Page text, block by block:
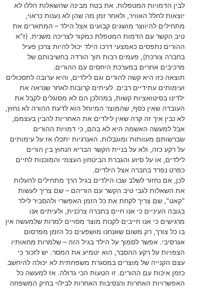
לבין הדמויות המטפלות. את בטח מבינה שהשאלות הללו לא
יוצאות לחלל האוויר, ולאחר זמן מה שהן לא נענות כראוי,
מתחילים להיווצר מושגים קבועים אצל הילד – המתארים את
טיב הקשר עם הדמות המטפלת כמקור לצריכה משנית. (ז"א
ההורים נתפסים כאמצעי דרכו הילד יכול להיות צרכן פעיל
בחברה צורכת), פעמים רבות תוך הורדה בחשיבותם של
מרכיבים אחרים במערכת היחסים עם ההורים.
תוצאה כזו היא קשה להורים וגם לילדים, והיא ערובה לתסכולים
ועימותים עתידיים רבים. לעיתים קרובות לאחר שנראה את
ילדינו בסיטואציות קשות, במהלכן הם לא מסוגלים לקבל את
העובדה שאין כסף, שהמוצר המיוחל הוא לדעת ההורה לא נחוץ,
לא נבין איך זה קרה שאין לילדים את האחריות להבין בעצמם,
אבל למעשה האשמה היא לא בהם, כי דמויות ההורים
שברשותם מעוותות ומוגבלות. האנרגיות יתכלו אז על עימותים
על רקע כזה, ולא על בניית הקשר הבריא הנחוץ בין הורים
לילדים, או על סיוע והגברת הביטחון העצמי והמוכנות לחיים
כפרט נפרד בחברה אצל הילדים.
לכן, אם נחזור לשלב שבו הילדים בגיל הרך מתחילים להעלות
את השאלות לגבי טיב הקשר עם הוריהם – שם צריך לעשות
"קאט", שם צריך לקחת את כל הזמן האפשרי ולהסביר לילד
בגובה העיניים כי אנו חיים בחברה צרכנית, ולעיתים אנו
מרגישים כי אנו חייבים לקנות מוצר מסויים למרות שלמעשה אין
בו כל צורך, רק משום שאנחנו מושפעים כל הזמן מפרסום
אגרסיבי. אפשר לסמוך על הילד בגיל הזה – שלמרות מחאותיו
הצפויות על רקע ההסבר, הוא יטמיע את המסר. יש לזכור כי
עצם הקנייה של מוצרים במסגרת משפחתית לא יכולה להיחשב
כזמן איכות עם ההורים. זו הטעות הכי גדולה. אז למעשה כל
האפשרויות האחרות והנסיבות האחרות לבילוי בחיק המשפחה